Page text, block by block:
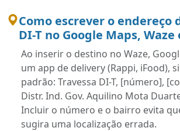
Como escrever o endereço
DI-T no Google Maps, Waze
Ao inserir o destino no Waze,
um app de delivery (Rappi, iFood),
padrão: Travessa DI-T, [número],
Distr. Ind. Gov. Aquilino Mota
Incluir o número e o bairro evita
sugira uma localização errada.